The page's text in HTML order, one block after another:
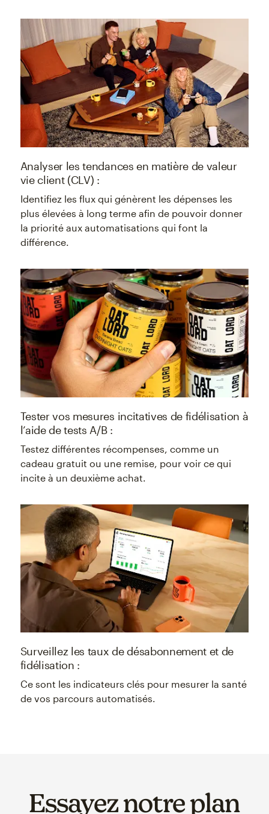
Analyser les tendances en matière de valeur
vie client (CLV) :
Identifiez les flux qui génèrent les dépenses les
plus élevées à long terme afin de pouvoir donner
la priorité aux automatisations qui font la
différence.
Tester vos mesures incitatives de fidélisation à
l’aide de tests A/B :
Testez différentes récompenses, comme un
cadeau gratuit ou une remise, pour voir ce qui
incite à un deuxième achat.
Surveillez les taux de désabonnement et de
fidélisation :
Ce sont les indicateurs clés pour mesurer la santé
de vos parcours automatisés.
Essayez notre plan